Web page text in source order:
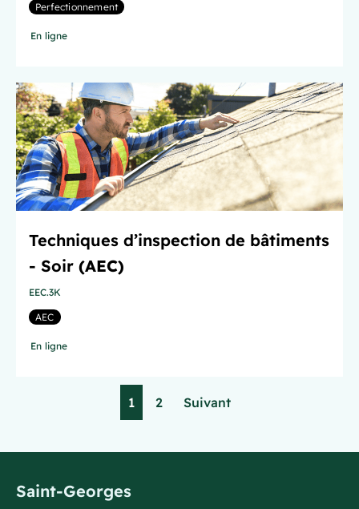
Perfectionnement
En ligne
Techniques d’inspection de bâtiments
- Soir (AEC)
EEC.3K
AEC
En ligne
1 2 Suivant
Saint-Georges